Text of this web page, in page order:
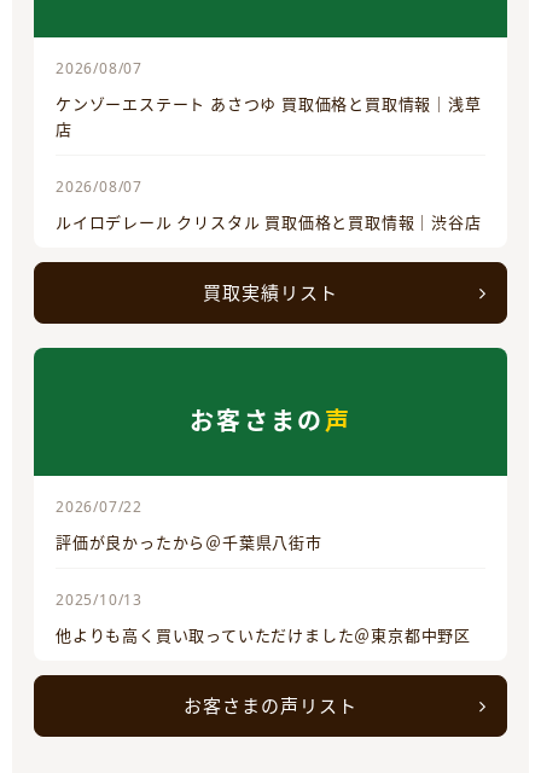
2026/08/07
ケンゾーエステート あさつゆ 買取価格と買取情報｜浅草
店
2026/08/07
ルイロデレール クリスタル 買取価格と買取情報｜渋谷店
買取実績リスト
お客さまの声
2026/07/22
評価が良かったから＠千葉県八街市
2025/10/13
他よりも高く買い取っていただけました＠東京都中野区
お客さまの声リスト